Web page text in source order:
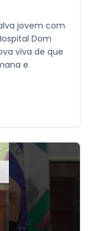
jovem com
Dom
viva de que
e